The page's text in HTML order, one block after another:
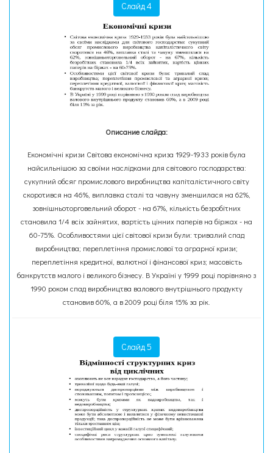
Слайд 4
Описание слайда:
Економічні кризи Світова економічна криза 1929-1933 років була
найсильнішою за своїми наслідками для світового господарства:
сукупний обсяг промислового виробництва капіталістичного світу
скоротився на 46%, виплавка сталі та чавуну зменшилася на 62%,
зовнішньоторговельний оборот - на 67%, кількість безробітних
становила 1/4 всіх зайнятих, вартість цінних паперів на біржах - на
60-75%. Особливостями цієї світової кризи були: тривалий спад
виробництва; переплетіння промислової та аграрної кризи;
переплетіння кредитної, валютної і фінансової криз; масовість
банкрутств малого і великого бізнесу. В Україні у 1999 році порівняно з
1990 роком спад виробництва валового внутрішнього продукту
становив 60%, а в 2009 році біля 15% за рік.
Слайд 5